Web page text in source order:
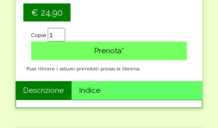
€ 24.90
Copie
* Puoi ritirare i volumi prenotati presso la libreria.
Descrizione Indice